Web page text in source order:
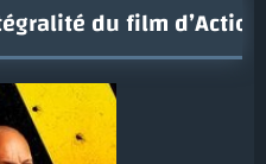
du film